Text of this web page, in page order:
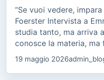
“Se vuoi vedere,
Foerster Intervista a
studia tanto, ma arriva
conosce la materia, ma
19 maggio 2026